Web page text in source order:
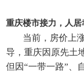
重庆楼市接力，人
当前，房价上涨
导，重庆因原先土
但因“一带一路”、